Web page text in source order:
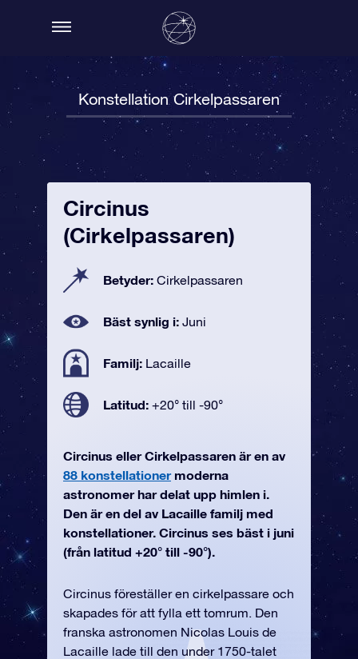
Konstellation Cirkelpassaren
Circinus
(Cirkelpassaren)
Betyder: Cirkelpassaren
Bäst synlig i: Juni
Familj: Lacaille
Latitud: +20° till -90°
Circinus eller Cirkelpassaren är en av
88 konstellationermoderna
astronomer har delat upp himlen i.
Den är en del av Lacaille familj med
konstellationer. Circinus ses bäst i juni
(från latitud +20° till -90°).
Circinus föreställer en cirkelpassare och
skapades för att fylla ett tomrum. Den
franska astronomen Nicolas Louis de
Lacaille lade till den under 1750-talet